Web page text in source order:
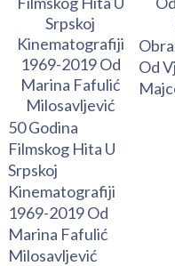
50 Godina
Filmskog Hita U
Srpskoj
Kinematografiji
1969-2019 Od
Marina Fafulić
Milosavljević
Od